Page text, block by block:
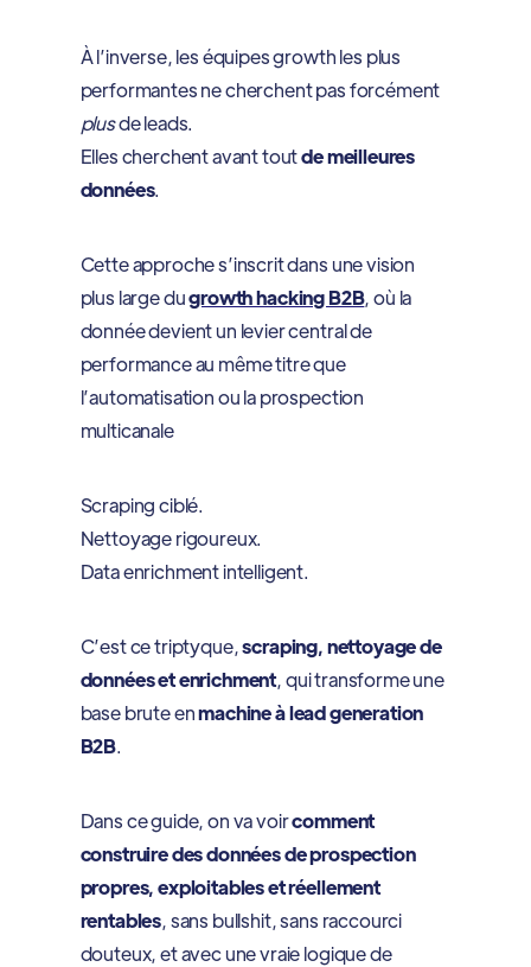
À l’inverse, les équipes growth les plus
performantes ne cherchent pas forcément
plusde leads.
Elles cherchent avant toutde meilleures
données.
Cette approche s’inscrit dans une vision
plus large dugrowth hacking B2B, où la
donnée devient un levier central de
performance au même titre que
l’automatisation ou la prospection
multicanale
Scraping ciblé.
Nettoyage rigoureux.
Data enrichment intelligent.
C’est ce triptyque,scraping, nettoyage de
données et enrichment, qui transforme une
base brute enmachine à lead generation
B2B.
Dans ce guide, on va voircomment
construire des données de prospection
propres, exploitables et réellement
rentables, sans bullshit, sans raccourci
douteux, et avec une vraie logique de